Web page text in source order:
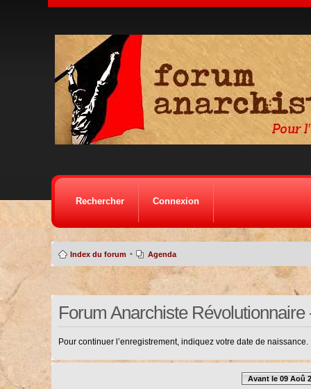
Rechercher Connexion
Index du forum • Agenda
Forum Anarchiste
Pour continuer l’enregistrement, indiquez votre date de naissance.
Avant le 09 Aoû